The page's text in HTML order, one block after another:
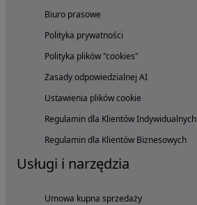
Biuro prasowe
Polityka prywatności
Polityka plików "cookies"
Zasady odpowiedzialnej AI
Ustawienia plików cookie
Regulamin dla Klientów Indywidualnych
Regulamin dla Klientów Biznesowych
Usługi i narzędzia
Umowa kupna sprzedaży